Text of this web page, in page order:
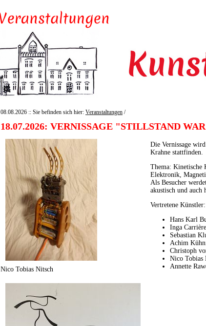
08.08.2026 :: Sie befinden sich hier: Veranstaltungen /
18.07.2026: VERNISSAGE "STILLSTAND
Nico Tobias Nitsch
Die Vernissage
Krahne stattfinden.
Thema: Kinetische
Elektronik,
Als Besucher
akustisch und auch
Vertretene Künstler:
Hans Karl
Inga
Sebastian
Achim
Christoph
Nico Tobias
Annette